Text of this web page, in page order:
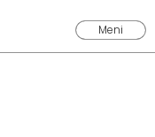
Meni